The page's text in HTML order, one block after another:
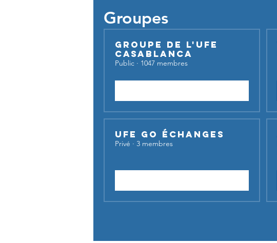
Groupes
Groupe de l'UFE
Casablanca
Public · 1047 membres
UFE Go Échanges
Privé · 3 membres